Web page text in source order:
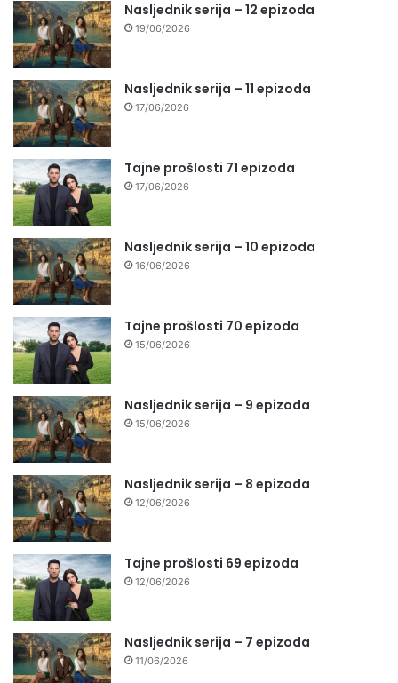
Nasljednik serija – 12 epizoda
19/06/2026
Nasljednik serija – 11 epizoda
17/06/2026
Tajne prošlosti 71 epizoda
17/06/2026
Nasljednik serija – 10 epizoda
16/06/2026
Tajne prošlosti 70 epizoda
15/06/2026
Nasljednik serija – 9 epizoda
15/06/2026
Nasljednik serija – 8 epizoda
12/06/2026
Tajne prošlosti 69 epizoda
12/06/2026
Nasljednik serija – 7 epizoda
11/06/2026